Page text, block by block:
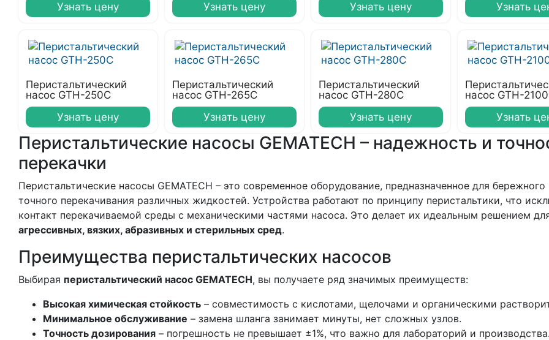
Узнать цену
Узнать цену
Узнать цену
Узнать
Перистальтический
насос GTH-250C
Узнать цену
Перистальтический
насос GTH-265C
Узнать цену
Перистальтический
насос GTH-280C
Узнать цену
насос GTH-
Узнать
Перистальтические насосы GEMATECH – надежность и
перекачки
Перистальтические насосы GEMATECH – это современное оборудование, предназначенное для бережного
точного перекачивания различных жидкостей. Устройства работают по принципу перистальтики, что
контакт перекачиваемой среды с механическими частями насоса. Это делает их идеальным решением
агрессивных, вязких, абразивных и стерильных сред.
Преимущества перистальтических насосов
Выбирая перистальтический насос GEMATECH, вы получаете ряд значимых преимуществ:
Высокая химическая стойкость – совместимость с кислотами, щелочами и органическими
Минимальное обслуживание – замена шланга занимает минуты, нет сложных узлов.
Точность дозирования – погрешность не превышает ±1%, что важно для лабораторий и